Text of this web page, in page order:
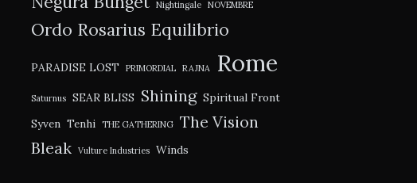
Nightingale NOVEMBRE
Ordo Rosarius Equilibrio
PARADISE LOST PRIMORDIAL RAJNA Rome
Saturnus SEAR BLISS Shining Spiritual Front
Syven Tenhi THE GATHERING The Vision
Bleak Vulture Industries Winds